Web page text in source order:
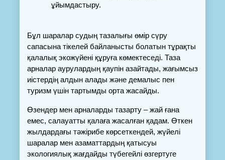
ұйымдастыру.
Бұл шаралар судың тазалығы өмір сүру
сапасына тікелей байланысты болатын тұрақты
қалалық экожүйені құруға көмектеседі. Таза
арналар аурулардың қаупін азайтады, жағымсыз
иістердің алдын алады және демалыс пен
туризм үшін тартымды орта жасайды.
Өзендер мен арналарды тазарту – жай ғана
емес, салауатты қалаға жасалған қадам. Өткен
жылдардағы тәжірибе көрсеткендей, жүйелі
шаралар мен азаматтардың қатысуы
экологиялық жағдайды түбегейлі өзгертуге